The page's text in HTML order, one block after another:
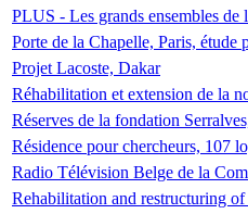
PLUS - Les grands ensembles
Porte de la Chapelle, Paris, étude
Projet Lacoste, Dakar
Réhabilitation et extension de la
Réserves de la fondation
Résidence pour chercheurs, 107
Radio Télévision Belge de la
Rehabilitation and restructuring